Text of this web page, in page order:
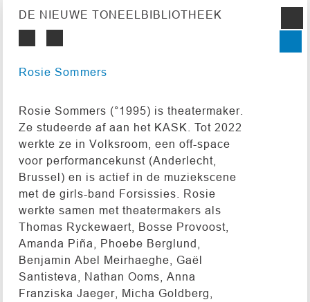
DE NIEUWE TONEELBIBLIOTHEEK
Rosie Sommers
Rosie Sommers (°1995) is theatermaker.
Ze studeerde af aan het KASK. Tot 2022
werkte ze in Volksroom, een off-space
voor performancekunst (Anderlecht,
Brussel) en is actief in de muziekscene
met de girls-band Forsissies. Rosie
werkte samen met theatermakers als
Thomas Ryckewaert, Bosse Provoost,
Amanda Piña, Phoebe Berglund,
Benjamin Abel Meirhaeghe, Gaël
Santisteva, Nathan Ooms, Anna
Franziska Jaeger, Micha Goldberg,